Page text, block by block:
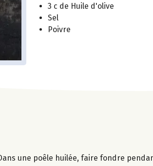
3 c de Huile d'olive
Sel
Poivre
une poêle huilée, faire fondre